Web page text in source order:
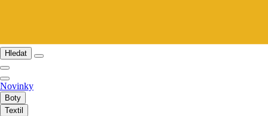
Hledat
Novinky
Boty
Textil